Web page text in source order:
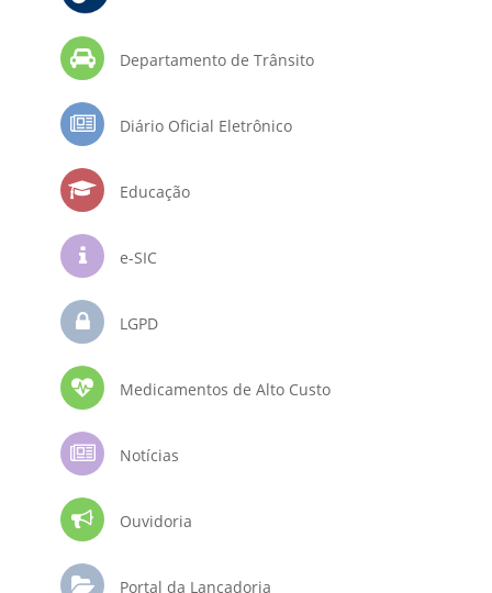
Departamento de Trânsito
Diário Oficial Eletrônico
Educação
e-SIC
LGPD
Medicamentos de Alto Custo
Notícias
Ouvidoria
Portal da Lançadoria